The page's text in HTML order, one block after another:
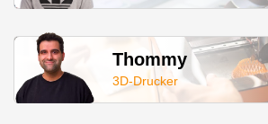
Thommy
3D-Drucker